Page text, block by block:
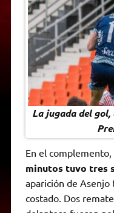
La jugada del gol,
En el
minutos tuvo tres
aparición de Asenjo
costado. Dos